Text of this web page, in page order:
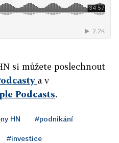
si můžete poslechnout
a v
Podcasts.
HN #podnikání
#investice